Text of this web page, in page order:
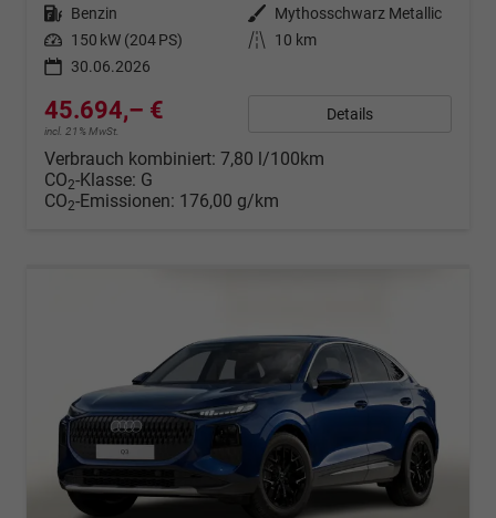
Kraftstoff Benzin Außenfarbe Mythosschwarz Metallic
Leistung 150 kW (204 PS) Kilometerstand
10 km
30.06.2026
45.694,– €
incl. 21% MwSt.
Details
Verbrauch kombiniert: 7,80 l/100km
CO2-Klasse: G
CO2-Emissionen: 176,00 g/km